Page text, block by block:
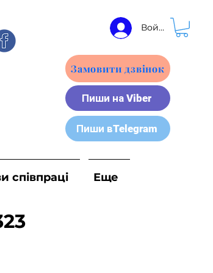
Пиши вTelegram
Пиши на Viber
Замовити дзвінок
співпраці Еще
Войти